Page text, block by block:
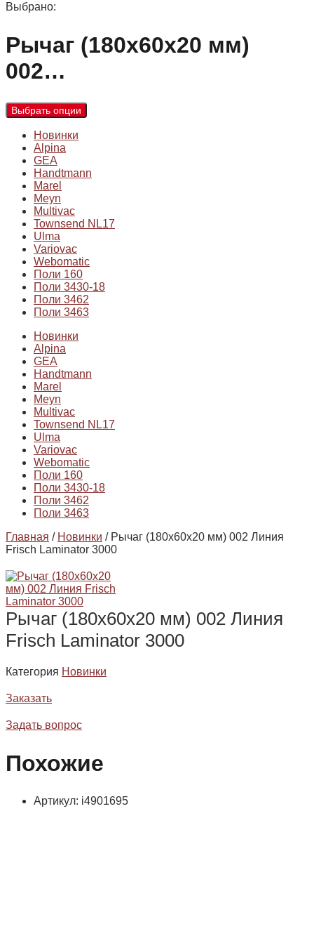
Выбрано:
Рычаг (180х60х20 мм)
002…
Выбрать опции
Новинки
Alpina
GEA
Handtmann
Marel
Meyn
Multivac
Townsend NL17
Ulma
Variovac
Webomatic
Поли 160
Поли 3430-18
Поли 3462
Поли 3463
Новинки
Alpina
GEA
Handtmann
Marel
Meyn
Multivac
Townsend NL17
Ulma
Variovac
Webomatic
Поли 160
Поли 3430-18
Поли 3462
Поли 3463
Главная / Новинки / Рычаг (180х60х20 мм) 002 Линия
Frisch Laminator 3000
Рычаг (180х60х20 мм) 002 Линия
Frisch Laminator 3000
Категория Новинки
Заказать
Задать вопрос
Похожие
Артикул: i4901695